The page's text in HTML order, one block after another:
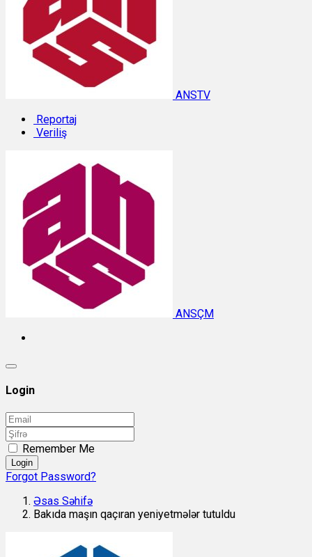
ANSTV
Reportaj
Veriliş
ANSÇM
Login
Remember Me
Login
Forgot Password?
Əsas Səhifə
Bakıda maşın qaçıran yeniyetmələr tutuldu